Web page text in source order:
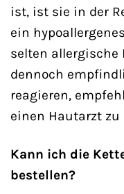
ist, ist sie in der
ein
selten allergische
dennoch
reagieren,
einen Hautarzt
Kann ich die
bestellen?